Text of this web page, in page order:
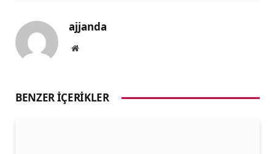
ajjanda
Website
BENZER İÇERIKLER